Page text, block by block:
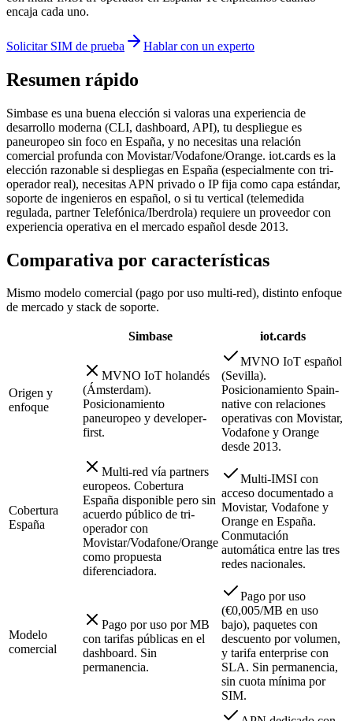
encaja cada uno.
Solicitar SIM de prueba Hablar con un experto
Resumen rápido
Simbase es una buena elección si valoras una experiencia de
desarrollo moderna (CLI, dashboard, API), tu despliegue es
paneuropeo sin foco en España, y no necesitas una relación
comercial profunda con Movistar/Vodafone/Orange. iot.cards es la
elección razonable si despliegas en España (especialmente con tri-
operador real), necesitas APN privado o IP fija como capa estándar,
soporte de ingenieros en español, o si tu vertical (telemedida
regulada, partner Telefónica/Iberdrola) requiere un proveedor con
experiencia operativa en el mercado español desde 2013.
Comparativa por características
Mismo modelo comercial (pago por uso multi-red), distinto enfoque
de mercado y stack de soporte.
Simbase iot.cards
Origen y
enfoque
MVNO IoT holandés
(Ámsterdam).
Posicionamiento
paneuropeo y developer-
first.
MVNO IoT español
(Sevilla).
Posicionamiento Spain-
native con relaciones
operativas con Movistar,
Vodafone y Orange
desde 2013.
Cobertura
España
Multi-red vía partners
europeos. Cobertura
España disponible pero sin
acuerdo público de tri-
operador con
Movistar/Vodafone/Orange
como propuesta
diferenciadora.
Multi-IMSI con
acceso documentado a
Movistar, Vodafone y
Orange en España.
Conmutación
automática entre las tres
redes nacionales.
Modelo
comercial
Pago por uso por MB
con tarifas públicas en el
dashboard. Sin
permanencia.
Pago por uso
(€0,005/MB en uso
bajo), paquetes con
descuento por volumen,
y tarifa enterprise con
SLA. Sin permanencia,
sin cuota mínima por
SIM.